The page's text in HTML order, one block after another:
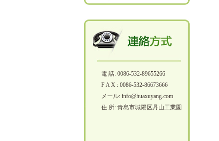
電 話: 0086-532-89655266
F A X : 0086-532-86673666
メール: info@huaxuyang.com
住 所: 青島市城陽区丹山工業園